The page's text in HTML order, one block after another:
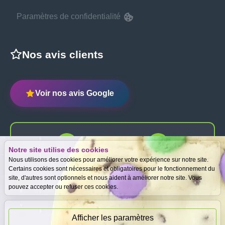
Notre site utilise des cookies
Nous utilisons des cookies pour améliorer votre expérience sur notre site.
Certains cookies sont nécessaires et obligatoires pour le fonctionnement du
site, d'autres sont optionnels et nous aident à améliorer notre site. Vous
pouvez accepter ou refuser ces cookies.
Afficher les paramètres
Paramètres de confidentialité
Nos avis clients
Voir nos avis Google
Expertise
gratuite
Meilleurs prix
garantis
Paiement
immédiat